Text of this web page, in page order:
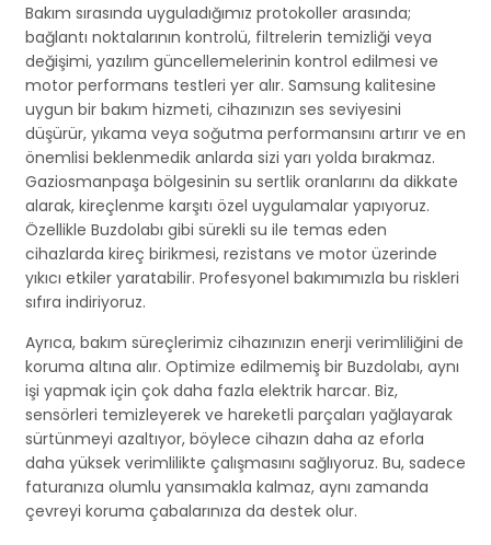
Bakım sırasında uyguladığımız protokoller arasında;
bağlantı noktalarının kontrolü, filtrelerin temizliği veya
değişimi, yazılım güncellemelerinin kontrol edilmesi ve
motor performans testleri yer alır. Samsung kalitesine
uygun bir bakım hizmeti, cihazınızın ses seviyesini
düşürür, yıkama veya soğutma performansını artırır ve en
önemlisi beklenmedik anlarda sizi yarı yolda bırakmaz.
Gaziosmanpaşa bölgesinin su sertlik oranlarını da dikkate
alarak, kireçlenme karşıtı özel uygulamalar yapıyoruz.
Özellikle Buzdolabı gibi sürekli su ile temas eden
cihazlarda kireç birikmesi, rezistans ve motor üzerinde
yıkıcı etkiler yaratabilir. Profesyonel bakımımızla bu riskleri
sıfıra indiriyoruz.
Ayrıca, bakım süreçlerimiz cihazınızın enerji verimliliğini de
koruma altına alır. Optimize edilmemiş bir Buzdolabı, aynı
işi yapmak için çok daha fazla elektrik harcar. Biz,
sensörleri temizleyerek ve hareketli parçaları yağlayarak
sürtünmeyi azaltıyor, böylece cihazın daha az eforla
daha yüksek verimlilikte çalışmasını sağlıyoruz. Bu, sadece
faturanıza olumlu yansımakla kalmaz, aynı zamanda
çevreyi koruma çabalarınıza da destek olur.